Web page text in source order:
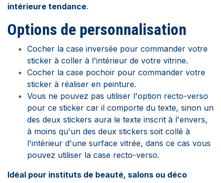
intérieure tendance.
Options de personnalisation
Cocher la case inversée pour commander votre
sticker à coller à l'intérieur de votre vitrine.
Cocher la case pochoir pour commander votre
sticker à réaliser en peinture.
Vous ne pouvez pas utiliser l'option recto-verso
pour ce sticker car il comporte du texte, sinon un
des deux stickers aura le texte inscrit à l'envers,
à moins qu'un des deux stickers soit collé à
l'intérieur d'une surface vitrée, dans ce cas vous
pouvez utiliser la case recto-verso.
Idéal pour instituts de beauté, salons ou déco